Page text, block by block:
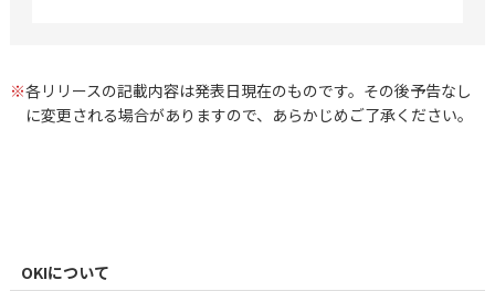
※各リリースの記載内容は発表日現在のものです。その後予告なし
に変更される場合がありますので、あらかじめご了承ください。
OKIについて